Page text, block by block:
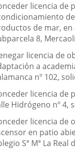
licencia de
de mar, en
8,
licencia de
a
nº 102,
licencia de
Hidrógeno nº 4,
licencia de
en patio
Sª Mª La Real